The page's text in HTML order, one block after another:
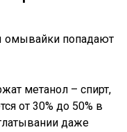
метанол – спирт,
от 30% до 50% в
даже